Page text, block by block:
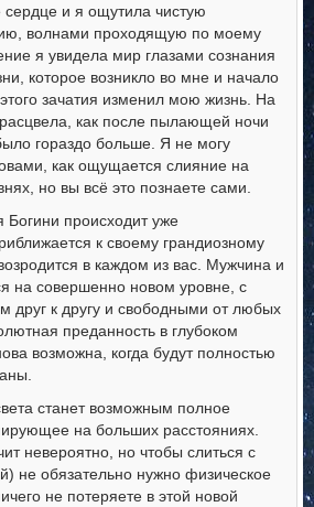
и я ощутила чистую
волнами проходящую по моему
я увидела мир глазами сознания
которое возникло во мне и начало
зачатия изменил мою жизнь. На
как после пылающей ночи
гораздо больше. Я не могу
как ощущается слияние на
но вы всё это познаете сами.
Богини происходит уже
к своему грандиозному
в каждом из вас. Мужчина и
на совершенно новом уровне, с
друг к другу и свободными от любых
преданность в глубоком
возможна, когда будут полностью
станет возможным полное
на больших расстояниях.
невероятно, но чтобы слиться с
не обязательно нужно физическое
не потеряете в этой новой